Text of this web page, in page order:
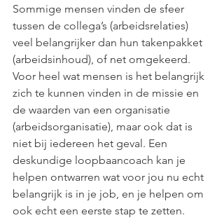
Sommige mensen vinden de sfeer
tussen de collega’s (arbeidsrelaties)
veel belangrijker dan hun takenpakket
(arbeidsinhoud), of net omgekeerd.
Voor heel wat mensen is het belangrijk
zich te kunnen vinden in de missie en
de waarden van een organisatie
(arbeidsorganisatie), maar ook dat is
niet bij iedereen het geval. Een
deskundige loopbaancoach kan je
helpen ontwarren wat voor jou nu echt
belangrijk is in je job, en je helpen om
ook echt een eerste stap te zetten.